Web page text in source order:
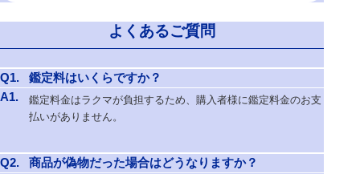
よくあるご質問
Q1.
鑑定料はいくらですか？
A1.
鑑定料金はラクマが負担するため、購入者様に鑑定料金のお支
払いがありません。
Q2.
商品が偽物だった場合はどうなりますか？